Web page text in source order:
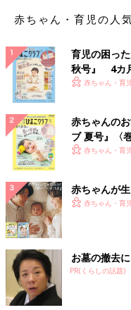
赤ちゃん・育児の人
育児の困っ
秋号』 4カ
いっぱい！
赤ちゃん・育
赤ちゃんの
ブ 夏号』〈
く！ おっぱ
赤ちゃん・育
赤ちゃんが
赤ちゃん・育
お墓の撤去
PR(くらしの話題)